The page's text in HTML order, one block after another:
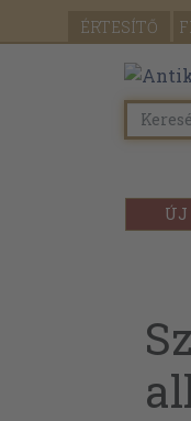
ÉRTESÍTŐ
ÚJ